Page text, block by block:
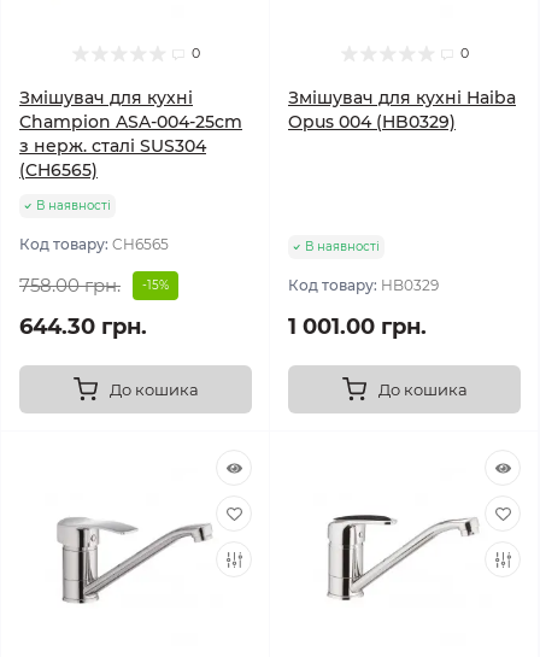
0
Змішувач для кухні
Champion ASA-004-25cm
з нерж. сталі SUS304
(CH6565)
В наявності
Код товару: CH6565
758.00 грн. -15%
644.30 грн.
До кошика
0
Змішувач для кухні Haiba
Opus 004 (HB0329)
В наявності
Код товару: HB0329
1 001.00 грн.
До кошика